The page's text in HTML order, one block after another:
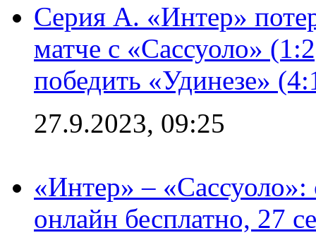
Серия А. «Интер»
матче с «Сассуоло»
победить «Удинезе»
27.9.2023, 09:25
«Интер» –
онлайн бесплатно, 27